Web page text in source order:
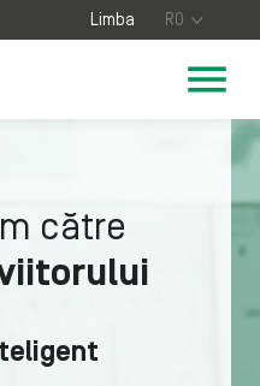
Limba RO
către